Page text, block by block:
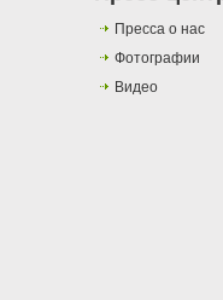
Пресса о нас
Фотографии
Видео